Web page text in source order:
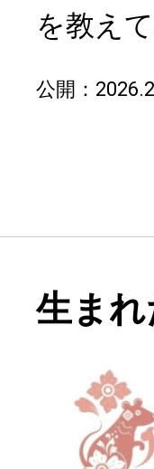
を教え
公開：
生ま